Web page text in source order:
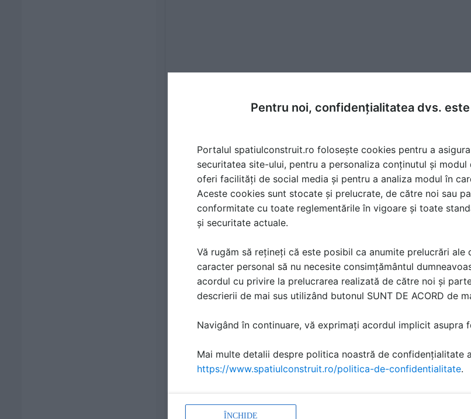
Pentru noi, confidențialitatea dvs.
Portalul spatiulconstruit.ro folosește cookies pentru a
securitatea site-ului, pentru a personaliza conținutul și modul
oferi facilități de social media și pentru a analiza modul în
Aceste cookies sunt stocate și prelucrate, de către noi sau
conformitate cu toate reglementările în vigoare și toate
și securitate actuale.
Vă rugăm să rețineți că este posibil ca anumite prelucrări ale
caracter personal să nu necesite consimțământul
acordul cu privire la prelucrarea realizată de către noi și
descrierii de mai sus utilizând butonul SUNT DE ACORD de
Navigând în continuare, vă exprimați acordul implicit asupra
Mai multe detalii despre politica noastră de confidențialitate
https://www.spatiulconstruit.ro/politica-de-confidentialitate.
ÎNCHIDE